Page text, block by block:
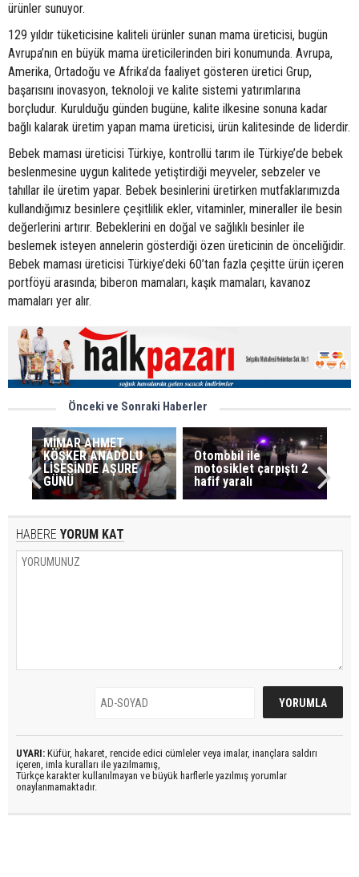
ürünler sunuyor.
129 yıldır tüketicisine kaliteli ürünler sunan mama üreticisi, bugün
Avrupa’nın en büyük mama üreticilerinden biri konumunda. Avrupa,
Amerika, Ortadoğu ve Afrika’da faaliyet gösteren üretici Grup,
başarısını inovasyon, teknoloji ve kalite sistemi yatırımlarına
borçludur. Kurulduğu günden bugüne, kalite ilkesine sonuna kadar
bağlı kalarak üretim yapan mama üreticisi, ürün kalitesinde de liderdir.
Bebek maması üreticisi Türkiye, kontrollü tarım ile Türkiye’de bebek
beslenmesine uygun kalitede yetiştirdiği meyveler, sebzeler ve
tahıllar ile üretim yapar. Bebek besinlerini üretirken mutfaklarımızda
kullandığımız besinlere çeşitlilik ekler, vitaminler, mineraller ile besin
değerlerini artırır. Bebeklerini en doğal ve sağlıklı besinler ile
beslemek isteyen annelerin gösterdiği özen üreticinin de önceliğidir.
Bebek maması üreticisi Türkiye’deki 60’tan fazla çeşitte ürün içeren
portföyü arasında; biberon mamaları, kaşık mamaları, kavanoz
mamaları yer alır.
Önceki ve Sonraki Haberler
MİMAR AHMET
KÖŞKER ANADOLU
LİSESİNDE AŞURE
GÜNÜ
Otomobil ile
motosiklet çarpıştı 2
hafif yaralı
HABERE YORUM KAT
UYARI: Küfür, hakaret, rencide edici cümleler veya imalar, inançlara saldırı
içeren, imla kuralları ile yazılmamış,
Türkçe karakter kullanılmayan ve büyük harflerle yazılmış yorumlar
onaylanmamaktadır.